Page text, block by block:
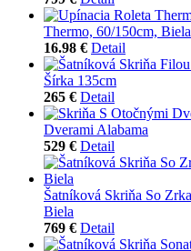
Thermo, 60/150cm, Biela
16.98 € Detail
Šírka 135cm
265 € Detail
Dverami Alabama
529 € Detail
Šatníková Skriňa So
Biela
769 € Detail